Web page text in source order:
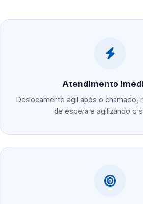
Atendimento
Deslocamento ágil após o chamado,
de espera e agilizando o